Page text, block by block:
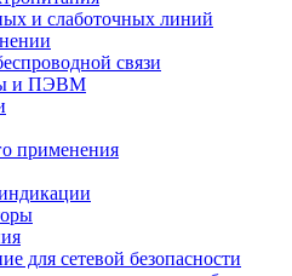
и слаботочных линий
связи
и ПЭВМ
применения
для сетевой безопасности